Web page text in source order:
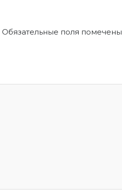
Обязательные поля помечены